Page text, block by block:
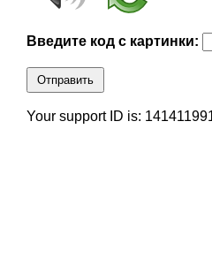
Введите код с картинки:
Отправить
Your support ID is: